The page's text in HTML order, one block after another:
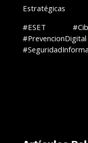
Estratégicas
#ESET